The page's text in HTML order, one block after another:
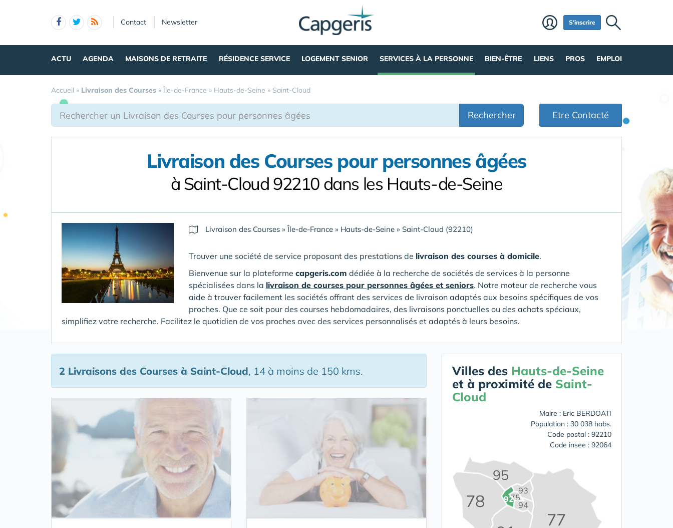
Contact Newsletter S'inscrire
ACTU AGENDA MAISONS DE RETRAITE RÉSIDENCE SERVICE LOGEMENT SENIOR SERVICES À LA PERSONNE BIEN-ÊTRE LIENS PROS EMPLOI
Accueil » Livraison des Courses » Île-de-France » Hauts-de-Seine » Saint-Cloud
Rechercher Etre Contacté
Livraison des Courses pour personnes âgées
à Saint-Cloud 92210 dans les Hauts-de-Seine
Livraison des Courses »Île-de-France » Hauts-de-Seine » Saint-Cloud (92210)
Trouver une société de service proposant des prestations de livraison des courses à domicile.
Bienvenue sur la plateforme capgeris.com dédiée à la recherche de sociétés de services à la personne
spécialisées dans la livraison de courses pour personnes âgées et seniors. Notre moteur de recherche vous
aide à trouver facilement les sociétés offrant des services de livraison adaptés aux besoins spécifiques de vos
proches. Que ce soit pour des courses hebdomadaires, des livraisons ponctuelles ou des achats spéciaux,
simplifiez votre recherche. Facilitez le quotidien de vos proches avec des services personnalisés et adaptés à leurs besoins.
2 Livraisons des Courses à Saint-Cloud, 14 à moins de 150 kms. Villes des Hauts-de-Seine
et à proximité de Saint-
Cloud
Maire : Eric BERDOATI
Population : 30 038 habs.
Code postal : 92210
Code insee : 92064
75
77
78 92
93
94
95